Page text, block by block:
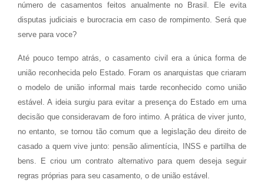
número de casamentos feitos anualmente no Brasil. Ele evita
disputas judiciais e burocracia em caso de rompimento. Será que
serve para voce?
Até pouco tempo atrás, o casamento civil era a única forma de
união reconhecida pelo Estado. Foram os anarquistas que criaram
o modelo de união informal mais tarde reconhecido como união
estável. A ideia surgiu para evitar a presença do Estado em uma
decisão que consideravam de foro intimo. A prática de viver junto,
no entanto, se tornou tão comum que a legislação deu direito de
casado a quem vive junto: pensão alimentícia, INSS e partilha de
bens. E criou um contrato alternativo para quem deseja seguir
regras próprias para seu casamento, o de união estável.